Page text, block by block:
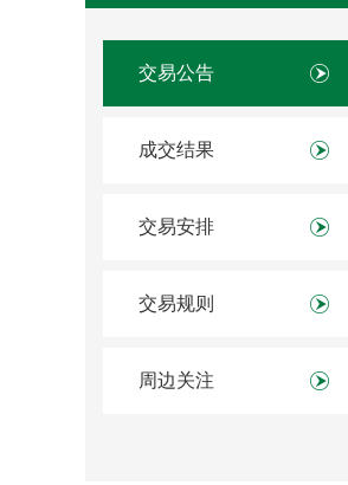
交易公告
成交结果
交易安排
交易规则
周边关注